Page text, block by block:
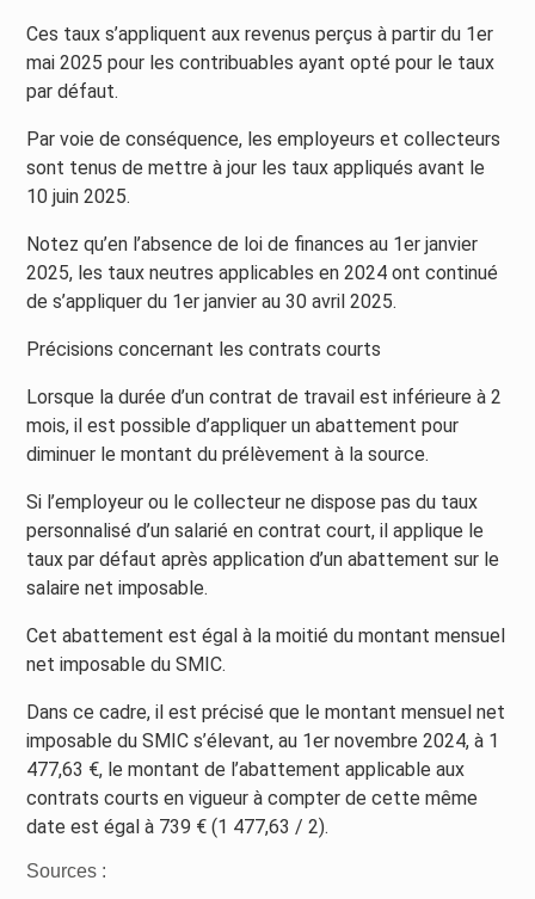
Ces taux s’appliquent aux revenus perçus à partir du 1er
mai 2025 pour les contribuables ayant opté pour le taux
par défaut.​
Par voie de conséquence, les employeurs et collecteurs
sont tenus de mettre à jour les taux appliqués avant le
10 juin 2025.
Notez qu’en l’absence de loi de finances au 1er janvier
2025, les taux neutres applicables en 2024 ont continué
de s’appliquer du 1er janvier au 30 avril 2025.
Précisions concernant les contrats courts
Lorsque la durée d’un contrat de travail est inférieure à 2
mois, il est possible d’appliquer un abattement pour
diminuer le montant du prélèvement à la source.
Si l’employeur ou le collecteur ne dispose pas du taux
personnalisé d’un salarié en contrat court, il applique le
taux par défaut après application d’un abattement sur le
salaire net imposable.
Cet abattement est égal à la moitié du montant mensuel
net imposable du SMIC.
Dans ce cadre, il est précisé que le montant mensuel net
imposable du SMIC s’élevant, au 1er novembre 2024, à 1
477,63 €, le montant de l’abattement applicable aux
contrats courts en vigueur à compter de cette même
date est égal à 739 € (1 477,63 / 2).
Sources :